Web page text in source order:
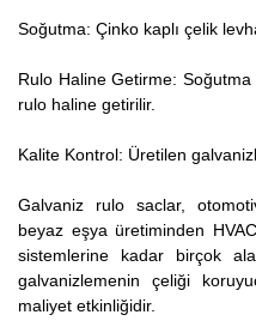
Soğutma: Çinko kaplı çelik
Rulo Haline Getirme:
rulo haline getirilir.
Kalite Kontrol: Üretilen
Galvaniz rulo saclar,
beyaz eşya üretiminden
sistemlerine kadar birçok
galvanizlemenin çeliği
maliyet etkinliğidir.